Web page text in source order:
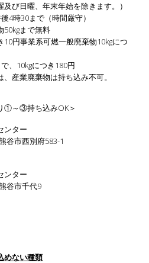
び日曜、年末年始を除きます。）
4時30まで（時間厳守）
50kgまで無料
10円事業系可燃一般廃棄物10kgにつ
、10kgにつき180円
産業廃棄物は持ち込み不可。
①～③持ち込みOK＞
ンター
谷市西別府583-1
ンター
谷市千代9
めない種類